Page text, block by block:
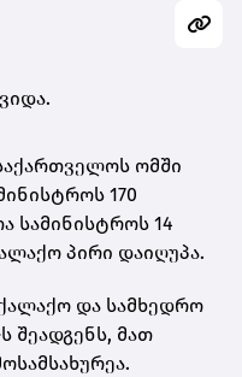
ომში
170
სამინისტროს 14
პირი დაიღუპა.
და სამხედრო
შეადგენს, მათ